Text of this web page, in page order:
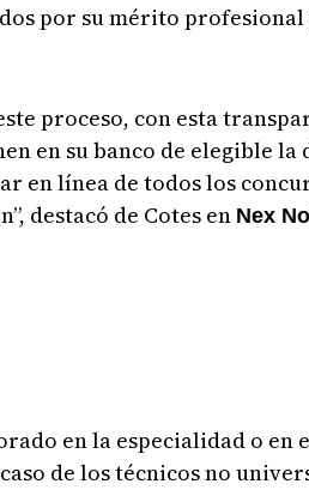
por su mérito
proceso, con esta
en su banco de elegible
en línea de todos los
destacó de Cotes en Nex
en la especialidad o en
de los técnicos no